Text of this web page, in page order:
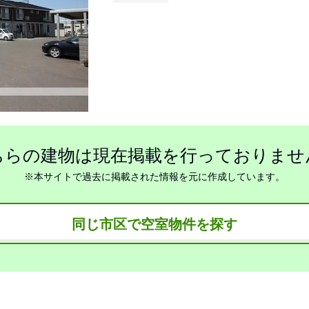
らの建物は現在掲載を行っておりませ
※本サイトで過去に掲載された情報を元に作成しています。
同じ市区で空室物件を探す